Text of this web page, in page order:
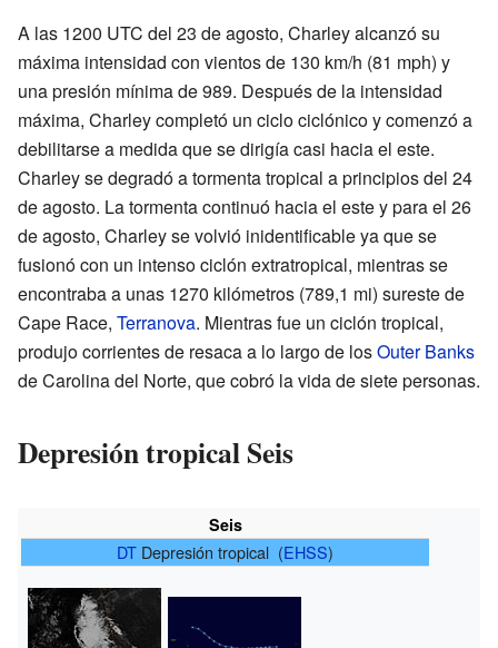
A las 1200 UTC del 23 de agosto, Charley alcanzó su
máxima intensidad con vientos de 130 km/h (81 mph) y
una presión mínima de 989. Después de la intensidad
máxima, Charley completó un ciclo ciclónico y comenzó a
debilitarse a medida que se dirigía casi hacia el este.
Charley se degradó a tormenta tropical a principios del 24
de agosto. La tormenta continuó hacia el este y para el 26
de agosto, Charley se volvió inidentificable ya que se
fusionó con un intenso ciclón extratropical, mientras se
encontraba a unas 1270 kilómetros (789,1 mi) sureste de
Cape Race, Terranova. Mientras fue un ciclón tropical,
produjo corrientes de resaca a lo largo de losOuter Banks
de Carolina del Norte, que cobró la vida de siete personas.
Depresión tropical Seis
Seis
DT Depresión tropical (EHSS)